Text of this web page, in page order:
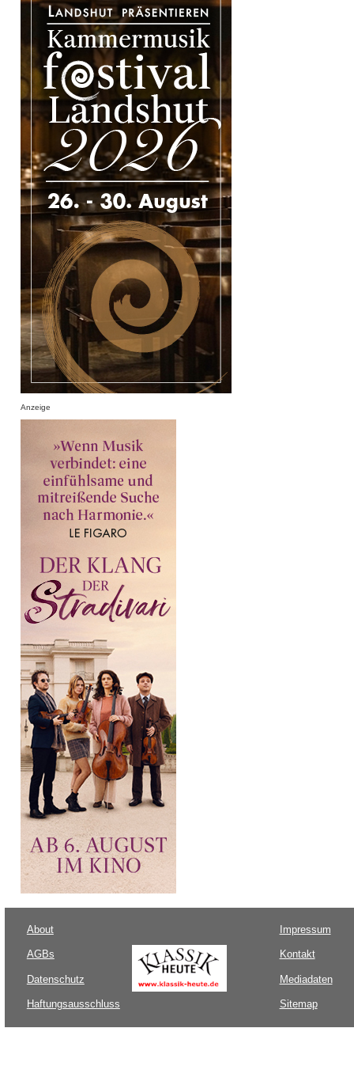
Anzeige
About
AGBs
Datenschutz
Haftungsausschluss
Impressum
Kontakt
Mediadaten
Sitemap